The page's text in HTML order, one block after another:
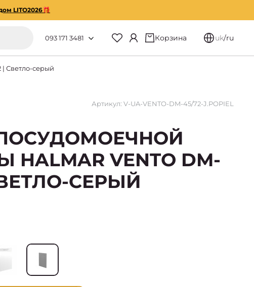
LITO2026🎁
093 171 3481 Корзина uk/ru
Светло-серый
Артикул: V-UA-VENTO-DM-45/72-J.POPIEL
VENTO DM-
СЕРЫЙ